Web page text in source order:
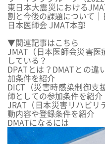
東日本大震災における
割と今後の課題について
日本医師会 JMAT本部
▼関連記事はこちら
JMAT（日本医師会災害
している？
DPATとは？DMATとの
加条件を紹介
DICT（災害時感染制御支
師としての参加条件を紹介
JRAT（日本災害リハビ
動内容や登録条件を紹介
DMATになるには